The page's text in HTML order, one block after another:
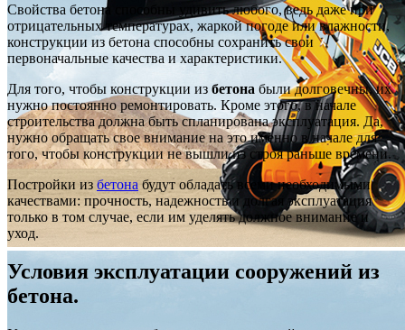
Свойства бетона способны удивить любого, ведь даже при
отрицательных температурах, жаркой погоде или влажности,
конструкции из бетона способны сохранить свои
первоначальные качества и характеристики.
Для того, чтобы конструкции из бетона были долговечны, их
нужно постоянно ремонтировать. Кроме этого, в начале
строительства должна быть спланирована эксплуатация. Да,
нужно обращать свое внимание на это именно в начале для
того, чтобы конструкции не вышли из строя раньше времени.
Постройки из бетонабудут обладать всеми необходимыми
качествами: прочность, надежность и долгая эксплуатация
только в том случае, если им уделять должное внимание и
уход.
Условия эксплуатации сооружений из
бетона.